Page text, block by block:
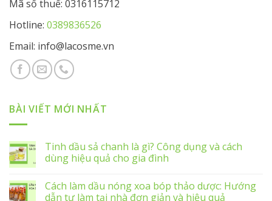
Mã số thuế: 0316115712
Hotline: 0389836526
Email: info@lacosme.vn
BÀI VIẾT MỚI NHẤT
Tinh dầu sả chanh là gì? Công dụng và cách
dùng hiệu quả cho gia đình
Cách làm dầu nóng xoa bóp thảo dược: Hướng
dẫn tự làm tại nhà đơn giản và hiệu quả